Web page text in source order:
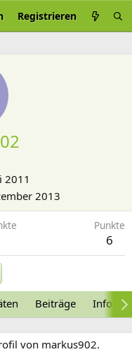
Registrieren
2011
2013
Punkte
6
Beiträge
von markus902.